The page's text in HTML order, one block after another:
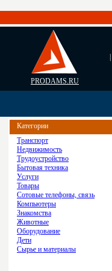
PRODAMS.RU
Категории
Транспорт
Недвижимость
Трудоустройство
Бытовая техника
Услуги
Товары
Сотовые телефоны, связь
Компьютеры
Знакомства
Животные
Оборудование
Дети
Сырье и материалы